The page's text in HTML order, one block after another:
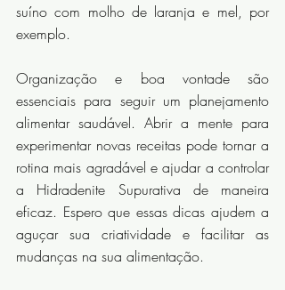
suíno com molho de laranja e mel, por
exemplo.
Organização e boa vontade são
essenciais para seguir um planejamento
alimentar saudável. Abrir a mente para
experimentar novas receitas pode tornar a
rotina mais agradável e ajudar a controlar
a Hidradenite Supurativa de maneira
eficaz. Espero que essas dicas ajudem a
aguçar sua criatividade e facilitar as
mudanças na sua alimentação.